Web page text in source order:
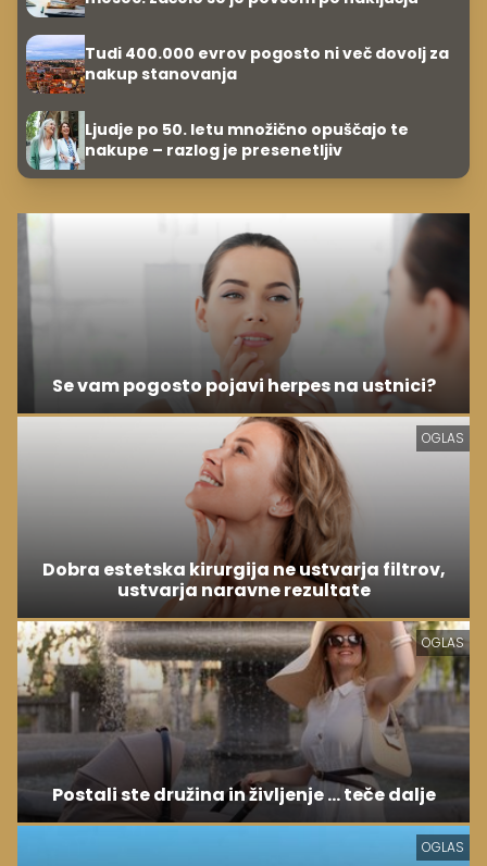
Tudi 400.000 evrov pogosto ni več dovolj za
nakup stanovanja
Ljudje po 50. letu množično opuščajo te
nakupe – razlog je presenetljiv
Se vam pogosto pojavi herpes na ustnici?
OGLAS
Dobra estetska kirurgija ne ustvarja filtrov,
ustvarja naravne rezultate
OGLAS
Postali ste družina in življenje ... teče dalje
OGLAS